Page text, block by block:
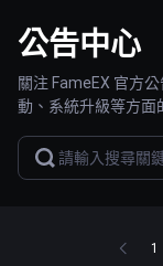
公告中心
關注 FameEX 官方
動、系統升級等方面
1